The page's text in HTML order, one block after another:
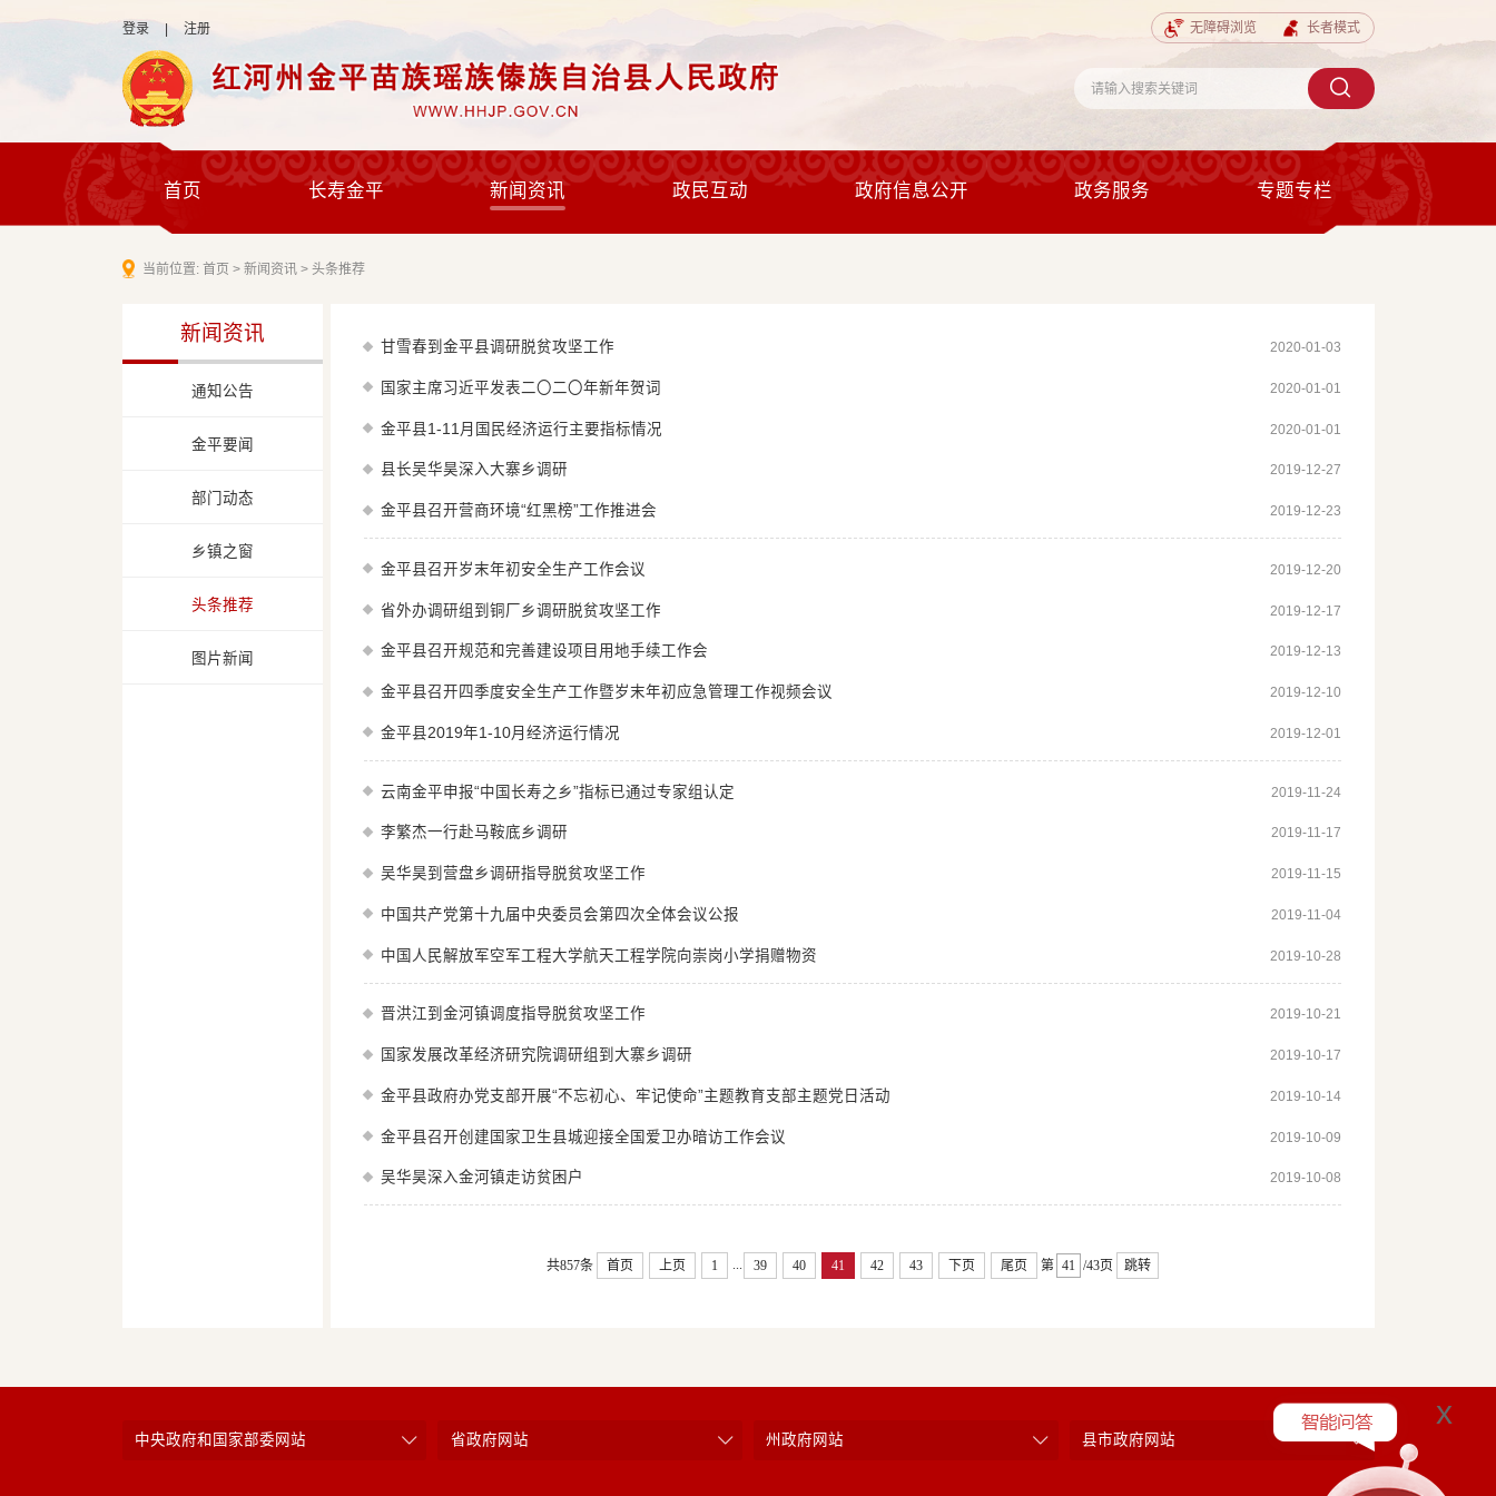
登录 注册 无障碍浏览 长者模式
首页 长寿金平 新闻资讯 政民互动 政府信息公开 政务服务 专题专栏
当前位置:首页 >新闻资讯 >头条推荐
新闻资讯
通知公告
金平要闻
部门动态
乡镇之窗
头条推荐
图片新闻
甘雪春到金平县调研脱贫攻坚工作 2020-01-03
国家主席习近平发表二〇二〇年新年贺词 2020-01-01
金平县1-11月国民经济运行主要指标情况 2020-01-01
县长吴华昊深入大寨乡调研 2019-12-27
金平县召开营商环境“红黑榜”工作推进会 2019-12-23
金平县召开岁末年初安全生产工作会议 2019-12-20
省外办调研组到铜厂乡调研脱贫攻坚工作 2019-12-17
金平县召开规范和完善建设项目用地手续工作会 2019-12-13
金平县召开四季度安全生产工作暨岁末年初应急管理工作视频会议 2019-12-10
金平县2019年1-10月经济运行情况 2019-12-01
云南金平申报“中国长寿之乡”指标已通过专家组认定 2019-11-24
李繁杰一行赴马鞍底乡调研 2019-11-17
吴华昊到营盘乡调研指导脱贫攻坚工作 2019-11-15
中国共产党第十九届中央委员会第四次全体会议公报 2019-11-04
中国人民解放军空军工程大学航天工程学院向崇岗小学捐赠物资 2019-10-28
晋洪江到金河镇调度指导脱贫攻坚工作 2019-10-21
国家发展改革经济研究院调研组到大寨乡调研 2019-10-17
金平县政府办党支部开展“不忘初心、牢记使命”主题教育支部主题党日活动 2019-10-14
金平县召开创建国家卫生县城迎接全国爱卫办暗访工作会议 2019-10-09
吴华昊深入金河镇走访贫困户 2019-10-08
共857条 首页 上页 1 39 40 41 42 43 下页 尾页 第 /43页 跳转
中央政府和国家部委网站 省政府网站 州政府网站 县市政府网站
x